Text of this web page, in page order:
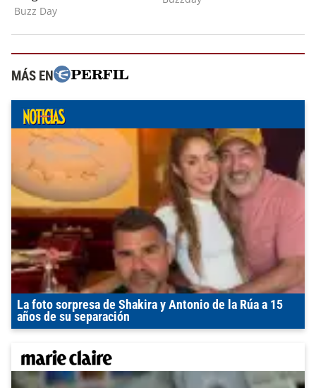
MÁS EN
La foto sorpresa de Shakira y Antonio de la Rúa a 15
años de su separación